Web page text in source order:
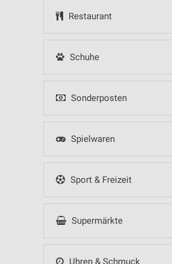
Restaurant
Schuhe
Sonderposten
Spielwaren
Sport & Freizeit
Supermärkte
Uhren & Schmuck